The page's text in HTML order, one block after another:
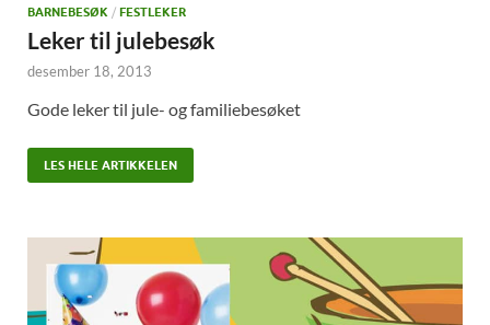
BARNEBESØK / FESTLEKER
Leker til julebesøk
desember 18, 2013
Gode leker til jule- og familiebesøket
LES HELE ARTIKKELEN